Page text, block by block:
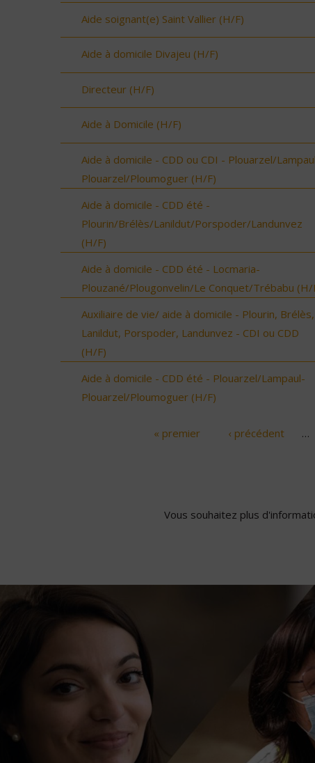
Aide soignant(e) Saint Vallier (H/F)
Aide à domicile Divajeu (H/F)
Directeur (H/F)
Aide à Domicile (H/F)
Aide à domicile - CDD ou CDI - Plouarzel/
Plouarzel/Ploumoguer (H/F)
Aide à domicile - CDD été -
Plourin/Brélès/Lanildut/Porspoder/Landunvez
(H/F)
Aide à domicile - CDD été - Locmaria-
Plouzané/Plougonvelin/Le Conquet/Trébabu (H/
Auxiliaire de vie/ aide à domicile - Plourin, Brélès,
Lanildut, Porspoder, Landunvez - CDI ou CDD
(H/F)
Aide à domicile - CDD été - Plouarzel/Lampaul-
Plouarzel/Ploumoguer (H/F)
« premier ‹ précédent …
Vous souhaitez plus